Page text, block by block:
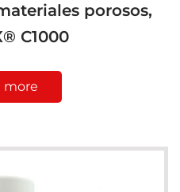
porosos,
C1000
more